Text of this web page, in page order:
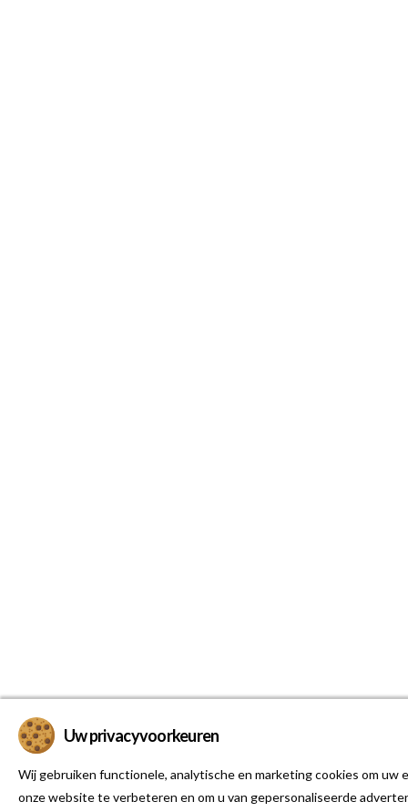
Uw privacyvoorkeuren
Wij gebruiken functionele, analytische en marketing cookies om uw
onze website te verbeteren en om u van gepersonaliseerde